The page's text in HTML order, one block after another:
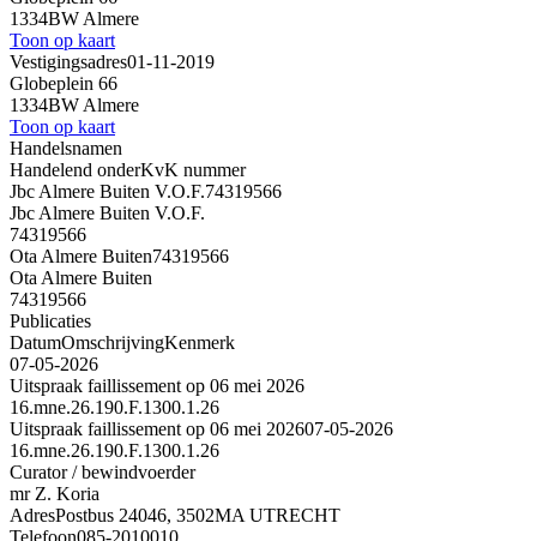
1334BW Almere
Toon op kaart
Vestigingsadres01-11-2019
Globeplein 66
1334BW Almere
Toon op kaart
Handelsnamen
Handelend onderKvK nummer
Jbc Almere Buiten V.O.F.74319566
Jbc Almere Buiten V.O.F.
74319566
Ota Almere Buiten74319566
Ota Almere Buiten
74319566
Publicaties
DatumOmschrijvingKenmerk
07-05-2026
Uitspraak faillissement op 06 mei 2026
16.mne.26.190.F.1300.1.26
Uitspraak faillissement op 06 mei 202607-05-2026
16.mne.26.190.F.1300.1.26
Curator / bewindvoerder
mr Z. Koria
AdresPostbus 24046, 3502MA UTRECHT
Telefoon085-2010010